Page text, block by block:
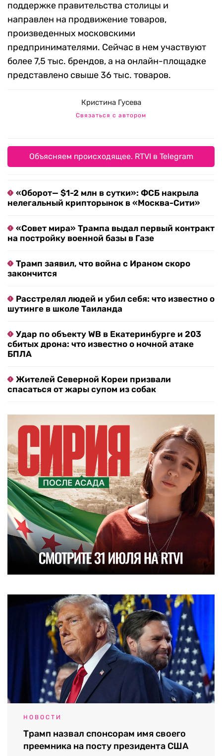
поддержке правительства столицы и
направлен на продвижение товаров,
произведенных московскими
предпринимателями. Сейчас в нем участвуют
более 7,5 тыс. брендов, а на онлайн-площадке
представлено свыше 36 тыс. товаров.
Кристина Гусева
Связаться с автором
Объясняем происходящее. RTVI в Telegram
«Оборот— $1-2 млн в сутки»: ФСБ накрыла
нелегальный крипторынок в «Москва-Сити»
«Совет мира» Трампа выдал первый контракт
на постройку военной базы в Газе
Трамп заявил, что война с Ираном скоро
закончится
Расстрелял людей и убил себя: что известно о
шутинге в школе Таиланда
Удар по объекту WB в Екатеринбурге и 203
сбитых дрона: что известно о ночной атаке
БПЛА
Жителей Северной Кореи призвали
спасаться от жары супом из собак
НОВОСТИ
Трамп назвал спонсорам имя своего
преемника на посту президента США